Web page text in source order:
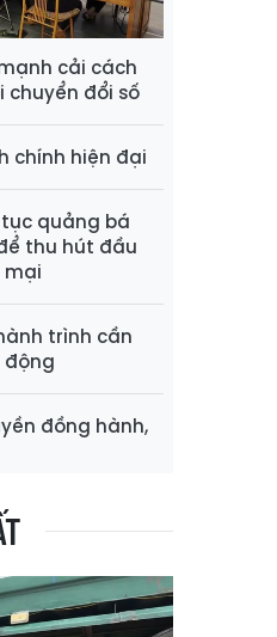
cải cách
chuyển đổi số
chính hiện đại
tục quảng bá
thu hút đầu
mại
trình cần
động
đồng hành,